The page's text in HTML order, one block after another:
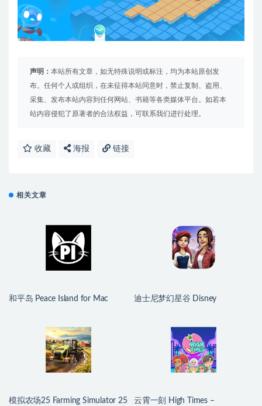
声明： 本站所有文章，如无特殊说明或标注，均为本站原创发
布。任何个人或组织，在未征得本站同意时，禁止复制、盗用、
采集、发布本站内容到任何网站、书籍等各类媒体平台。如若本
站内容侵犯了原著者的合法权益，可联系我们进行处理。
收藏 海报 链接
相关文章
和平岛 Peace Island for Mac
迪士尼梦幻星谷 Disney
模拟农场25 Farming Simulator 25
云霄一刻 High Times –